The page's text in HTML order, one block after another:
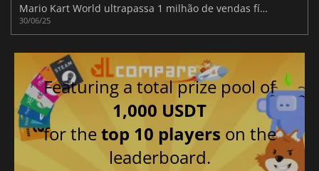
Mario Kart World ultrapassa 1 milhão de vendas físicas só no Japão
30/06/25
Featuring a total prize pool of
1,000 USDT
for thetop 10 players on the
leaderboard.